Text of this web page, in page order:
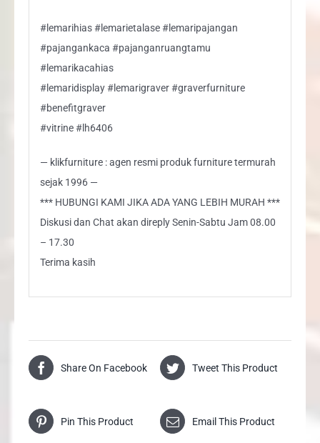
#lemarihias #lemarietalase #lemaripajangan
#pajangankaca #pajanganruangtamu
#lemarikacahias
#lemaridisplay #lemarigraver #graverfurniture
#benefitgraver
#vitrine #lh6406
— klikfurniture : agen resmi produk furniture termurah
sejak 1996 —
*** HUBUNGI KAMI JIKA ADA YANG LEBIH MURAH ***
Diskusi dan Chat akan direply Senin-Sabtu Jam 08.00
– 17.30
Terima kasih
Share On Facebook Tweet This Product
Pin This Product Email This Product